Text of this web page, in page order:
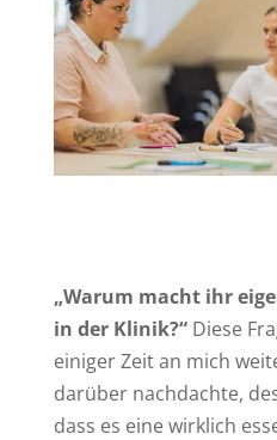
„Warum macht ihr
in der Klinik?“Diese
einiger Zeit an mich
darüber nachdachte,
dass es eine wirklich